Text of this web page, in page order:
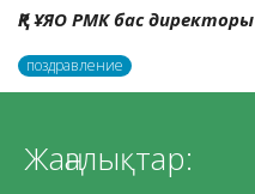
ҚР ҰЯО РМК бас директоры
поздравление
Жаңалықтар: